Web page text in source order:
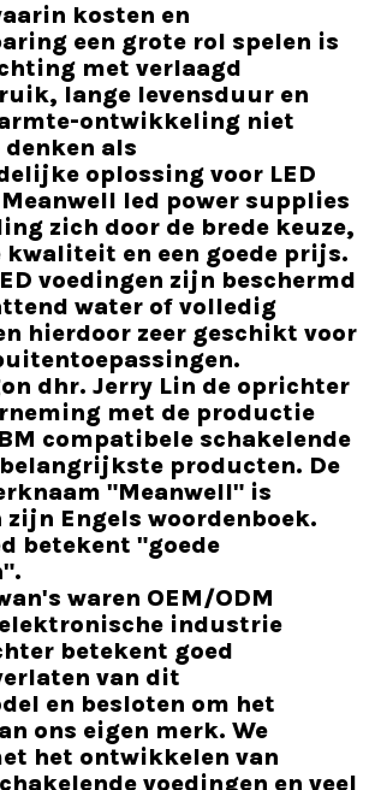
kosten en
een grote rol spelen is
met verlaagd
lange levensduur en
ontwikkeling niet
denken als
oplossing voor LED
led power supplies
zich door de brede keuze,
en een goede prijs.
voedingen zijn beschermd
water of volledig
hierdoor zeer geschikt voor
dhr. Jerry Lin de oprichter
met de productie
compatibele schakelende
producten. De
"Meanwell" is
zijn Engels woordenboek.
betekent "goede
waren OEM/ODM
industrie
betekent goed
van dit
en besloten om het
ons eigen merk. We
het ontwikkelen van
voedingen en veel